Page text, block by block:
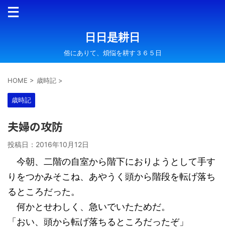
日日是耕日
俗にありて、煩悩を耕す３６５日
HOME > 歳時記 >
歳時記
夫婦の攻防
投稿日： 2016年10月12日
今朝、二階の自室から階下におりようとして手す
りをつかみそこね、あやうく頭から階段を転げ落ち
るところだった。
何かとせわしく、急いでいたためだ。
「おい、頭から転げ落ちるところだったぞ」